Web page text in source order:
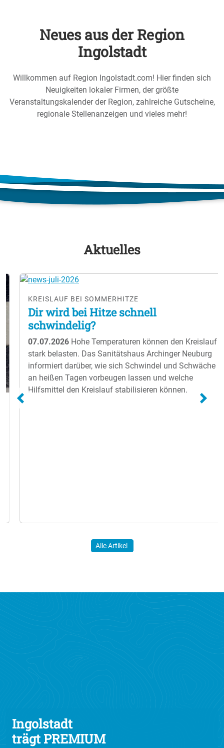
Neues aus der Region
Ingolstadt
Willkommen auf Region Ingolstadt.com! Hier finden sich
Neuigkeiten lokaler Firmen, der größte
Veranstaltungskalender der Region, zahlreiche Gutscheine,
regionale Stellenanzeigen und vieles mehr!
Aktuelles
KREISLAUF BEI SOMMERHITZE
Dir wird bei Hitze schnell
schwindelig?
07.07.2026Hohe Temperaturen können den Kreislauf
stark belasten. Das Sanitätshaus Archinger Neuburg
informiert darüber, wie sich Schwindel und Schwäche
an heißen Tagen vorbeugen lassen und welche
Hilfsmittel den Kreislauf stabilisieren können.
Alle Artikel
Ingolstadt
trägt PREMIUM